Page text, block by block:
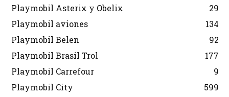
Playmobil Asterix y Obelix
29
Playmobil aviones
134
Playmobil Belen
92
Playmobil Brasil Trol
177
Playmobil Carrefour
9
Playmobil City
599